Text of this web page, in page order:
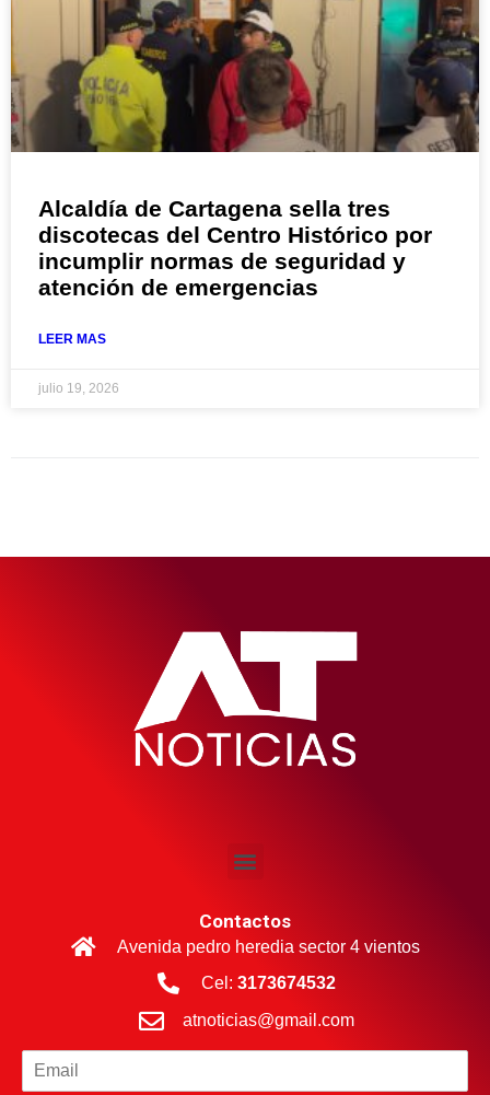
Alcaldía de Cartagena sella tres
discotecas del Centro Histórico por
incumplir normas de seguridad y
atención de emergencias
LEER MAS
julio 19, 2026
Contactos
Avenida pedro heredia sector 4 vientos
Cel: 3173674532
atnoticias@gmail.com